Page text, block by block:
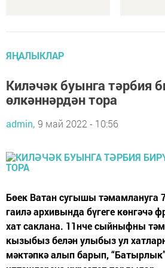
ЯҢАЛЫКЛАР
Киләчәк буынга тәрбия
өлкәннәрдән тора
admin, 9 май 2022 - 10:56
Бөек Ватан сугышы тәмамлануга
гаилә архивында бүгеге көнгәчә
хат саклана. 11нче сыйныфны
кызыбыз белән улыбыз ул
мәктәпкә алып барып,